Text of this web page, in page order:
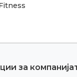
за